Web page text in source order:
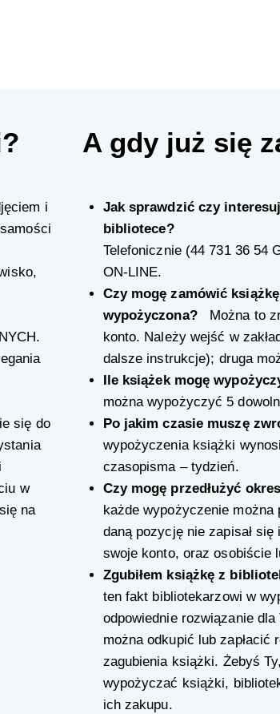
i
się do
w
na
A gdy już się
Jak sprawdzić czy
bibliotece?
Telefonicznie (44 731 36 54
ON-LINE.
Czy mogę zamówić
wypożyczona?
Można to
konto. Należy wejść w
dalsze instrukcje); druga
Ile książek mogę
można wypożyczyć 5
Po jakim czasie muszę
wypożyczenia książki
czasopisma – tydzień.
Czy mogę przedłużyć
każde wypożyczenie można
daną pozycję nie zapisał
swoje konto, oraz osobiście
Zgubiłem książkę z
ten fakt bibliotekarzowi w
odpowiednie rozwiązanie
można odkupić lub
zagubienia książki. Żebyś
wypożyczać książki,
ich zakupu.